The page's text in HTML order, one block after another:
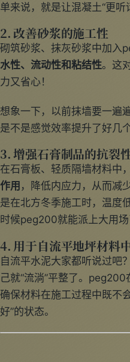
单来说，就是让混凝土“更听
2. 改善砂浆的施工性
砌筑砂浆、抹灰砂浆中加入
水性、流动性和粘结性。这
力又省心！
想象一下，以前抹墙要一遍
是不是感觉效率提升了好几
3.增强石膏制品的抗裂
在石膏板、轻质隔墙材料中
作用 ，降低内应力，从而减
是在北方冬季施工时，温度
时候peg200就能派上大用场
4. 用于自流平地坪材料
自流平水泥大家都听说过吧
己就“流淌”平整了。peg200
确保材料在施工过程中既不
好”的状态。